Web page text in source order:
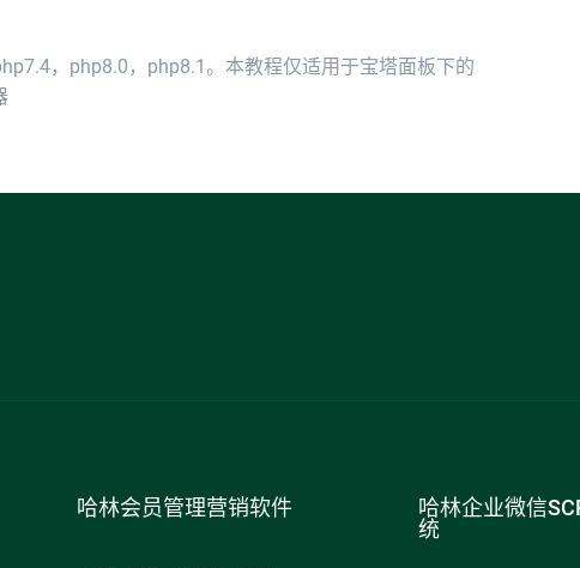
，php8.0，php8.1。本教程仅适用于宝塔面板下的
哈林会员管理营销软件
哈林企业微信
统